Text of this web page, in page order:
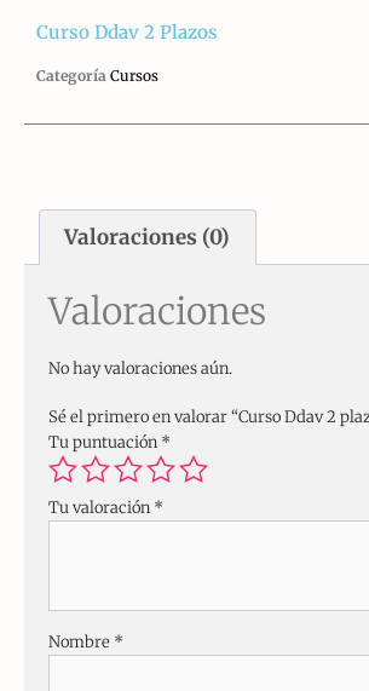
Curso Ddav 2 Plazos
Categoría Cursos
Valoraciones (0)
Valoraciones
No hay valoraciones aún.
Sé el primero en valorar “Curso Ddav 2
Tu puntuación *
Tu valoración *
Nombre *